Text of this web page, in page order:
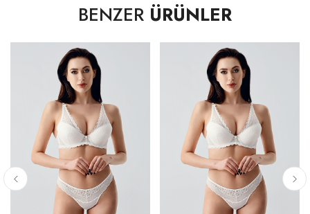
BENZER ÜRÜNLER